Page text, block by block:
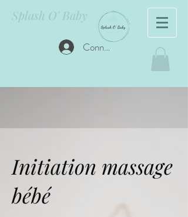
Splash O' Baby
Connexion
Initiation massage
bébé